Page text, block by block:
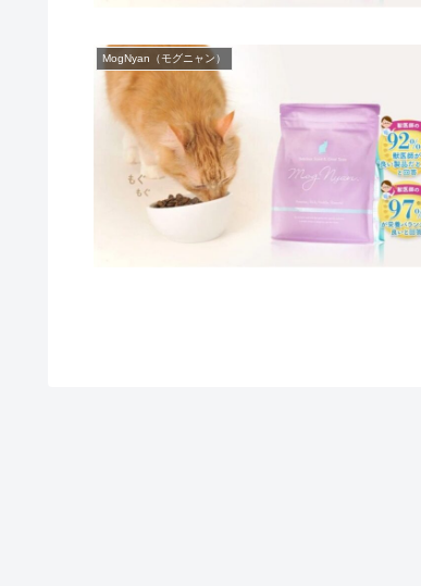
MogNyan（モグニャン）